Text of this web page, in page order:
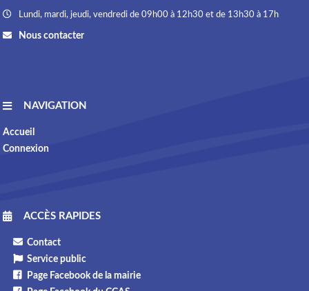
Lundi, mardi, jeudi, vendredi de 09h00 à 12h30 et de 13h30 à 17h
Nous contacter
NAVIGATION
Accueil
Connexion
ACCÈS RAPIDES
Contact
Service public
Page Facebook de la mairie